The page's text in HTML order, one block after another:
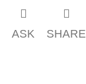
ASK SHARE